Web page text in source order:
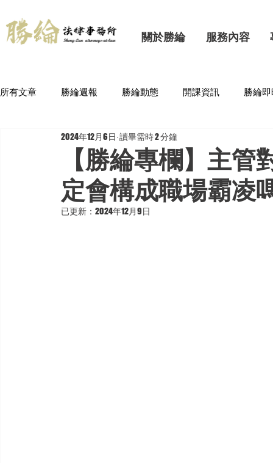
關於勝綸 服務內容
所有文章 勝綸週報 勝綸動態 開課資訊 勝綸
【勝綸專欄】主
定會構成職場霸凌
2024年12月6日 讀畢需時 2 分鐘
已更新： 2024年12月9日